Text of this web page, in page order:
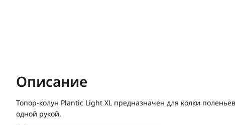
Описание
Топор-колун Plantic Light XL предназначен для колки
одной рукой.